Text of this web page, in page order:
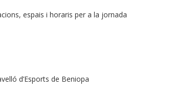
espais i horaris per a la jornada
d’Esports de Beniopa